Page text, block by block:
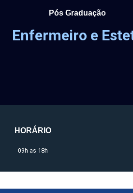
Pós Graduação
Enfermeiro e
HORÁRIO
09h as 18h